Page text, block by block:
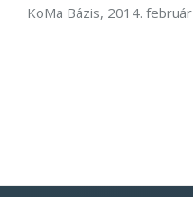
KoMa Bázis, 2014.